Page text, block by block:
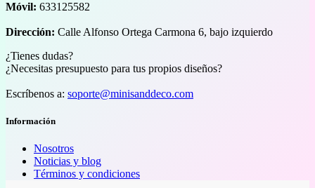
Móvil: 633125582
Dirección: Calle Alfonso Ortega Carmona 6, bajo izquierdo
¿Tienes dudas?
¿Necesitas presupuesto para tus propios diseños?
Escríbenos a: soporte@minisanddeco.com
Información
Nosotros
Noticias y blog
Términos y condiciones